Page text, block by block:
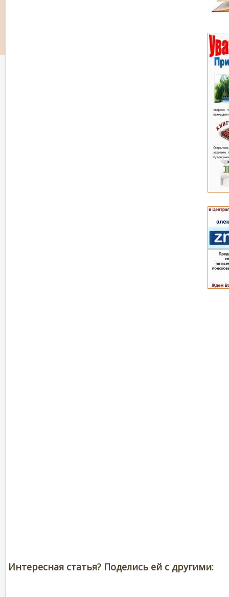
Интересная статья? Поделись ей с другими: